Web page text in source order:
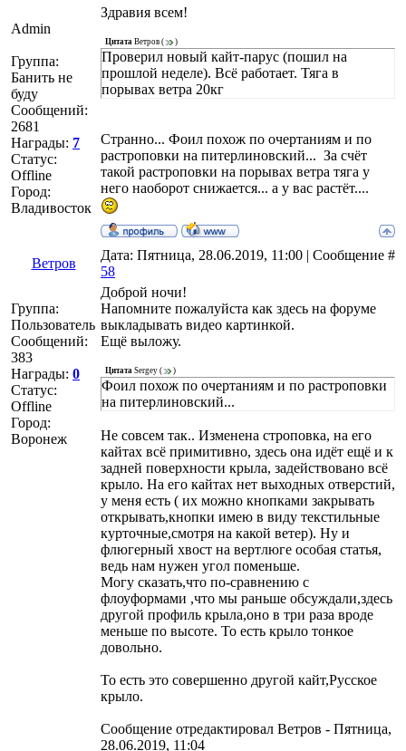
Admin
Группа:
Банить не
буду
Сообщений:
2681
Награды: 7
Статус:
Offline
Город:
Владивосток
Здравия всем!
Цитата Ветров ( )
Проверил новый кайт-парус (пошил на
прошлой неделе). Всё работает. Тяга в
порывах ветра 20кг
Странно... Фоил похож по очертаниям и по
растроповки на питерлиновский... За счёт
такой растроповки на порывах ветра тяга у
него наоборот снижается... а у вас растёт....
Ветров
Дата: Пятница, 28.06.2019, 11:00 | Сообщение #
58
Группа:
Пользователь
Сообщений:
383
Награды: 0
Статус:
Offline
Город:
Воронеж
Доброй ночи!
Напомните пожалуйста как здесь на форуме
выкладывать видео картинкой.
Ещё выложу.
Цитата Sergey ( )
Фоил похож по очертаниям и по растроповки
на питерлиновский...
Не совсем так.. Изменена строповка, на его
кайтах всё примитивно, здесь она идёт ещё и к
задней поверхности крыла, задействовано всё
крыло. На его кайтах нет выходных отверстий,
у меня есть ( их можно кнопками закрывать
открывать,кнопки имею в виду текстильные
курточные,смотря на какой ветер). Ну и
флюгерный хвост на вертлюге особая статья,
ведь нам нужен угол поменьше.
Могу сказать,что по-сравнению с
флоуформами ,что мы раньше обсуждали,здесь
другой профиль крыла,оно в три раза вроде
меньше по высоте. То есть крыло тонкое
довольно.
То есть это совершенно другой кайт,Русское
крыло.
Сообщение отредактировал Ветров - Пятница,
28.06.2019, 11:04